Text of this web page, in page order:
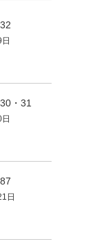
・31
日